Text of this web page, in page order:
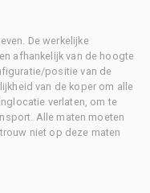
De werkelijke
afhankelijk van de hoogte
positie van de
van de koper om alle
verlaten, om te
Alle maten moeten
niet op deze maten